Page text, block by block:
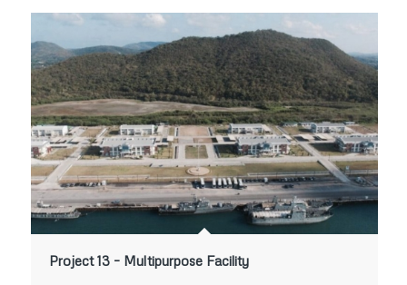
Project 13 – Multipurpose Facility